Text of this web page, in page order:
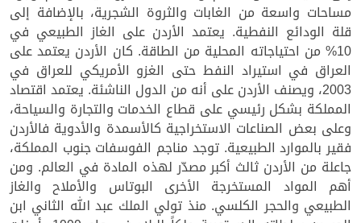
مساحات واسعة من الغابات والثروة الشجرية، بالإضافة إلى
قلة الودائع النفطية. يعتمد الأردن على الغاز الطبيعي في
10% من احتياجاته المحلية من الطاقة. كان الأردن يعتمد على
العراق في استيراد النفط حتى الغزو الأمريكي للعراق في
2003، ويصنف الأردن على أنه من الدول الناشئة. يعتمد اقتصاد
المملكة بشكل رئيسي على قطاع الخدمات والتجارة والسياحة،
وعلى بعض الصناعات الاستخراجية كالأسمدة والأدوية فالأردن
فقير بالموارد الطبيعية. توجد مناجم الفوسفات جنوب المملكة،
جاعلة من الأردن ثالث أكبر مصدّر لهذه المادة في العالم. ومن
أهم المواد المستخرجة الأخرى البوتاس والأملاح والغاز
الطبيعي والحجر الكلسي. منذ تولي الملك عبد الله الثاني ابن